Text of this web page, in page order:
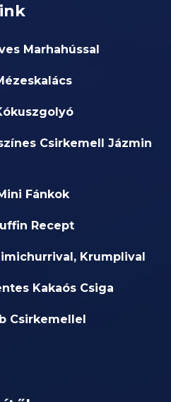
Marhahússal
Csirkemell Jázmin
Fánkok
Recept
Krumplival
Kakaós Csiga
Csirkemellel